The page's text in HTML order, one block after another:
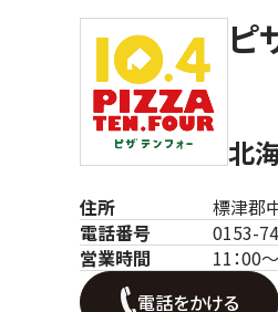
ピ
北
住所
標津郡
電話番号
0153-
営業時間
11：00
電話をかける